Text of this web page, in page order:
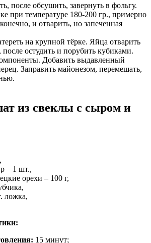
после обсушить, завернуть в фольгу.
при температуре 180-200 гр., примерно
и отварить, но запеченная
на крупной тёрке. Яйца отварить
после остудить и порубить кубиками.
Добавить выдавленный
Заправить майонезом, перемешать,
из свеклы с сыром и
– 1 шт.,
орехи – 100 г,
ложка,
15 минут;